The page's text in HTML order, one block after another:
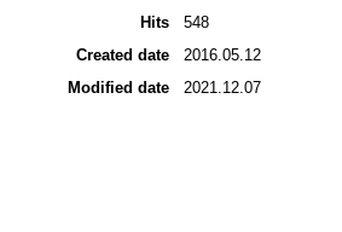
Hits
548
Created date
2016.05.12
Modified date
2021.12.07